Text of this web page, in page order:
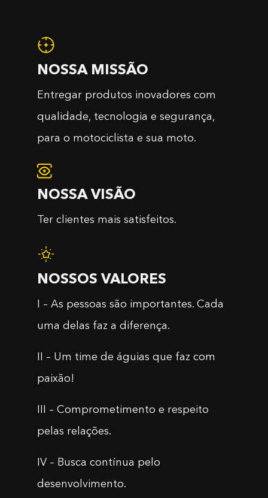
NOSSA MISSÃO
Entregar produtos inovadores com
qualidade, tecnologia e segurança,
para o motociclista e sua moto.
NOSSA VISÃO
Ter clientes mais satisfeitos.
NOSSOS VALORES
I – As pessoas são importantes. Cada
uma delas faz a diferença.
II – Um time de águias que faz com
paixão!
III – Comprometimento e respeito
pelas relações.
IV – Busca contínua pelo
desenvolvimento.